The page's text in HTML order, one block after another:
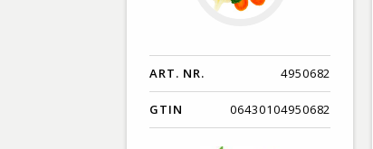
ART. NR. 4950682
GTIN 06430104950682